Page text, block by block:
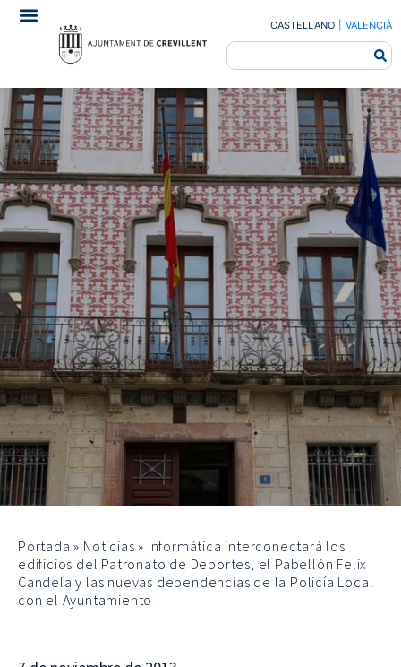
CASTELLANO VALENCIÀ
Portada » Noticias » Informática interconectará los
edificios del Patronato de Deportes, el Pabellón Felix
Candela y las nuevas dependencias de la Policía Local
con el Ayuntamiento